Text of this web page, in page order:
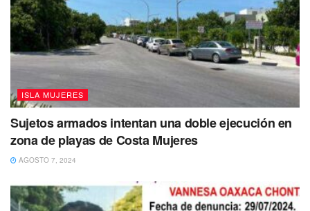
ISLA MUJERES
Sujetos armados intentan una doble ejecución en
zona de playas de Costa Mujeres
AGOSTO 7, 2024